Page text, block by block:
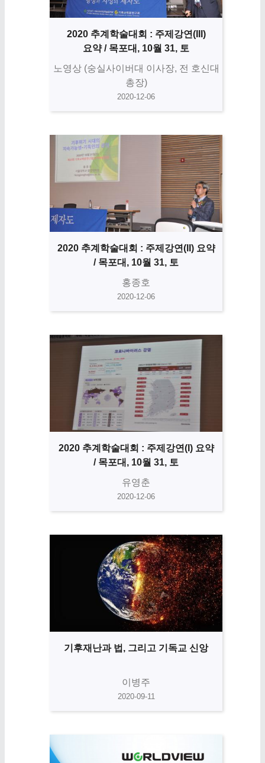
2020 추계학술대회 : 주제강연(III)
요약 / 목포대, 10월 31, 토
노영상 (숭실사이버대 이사장, 전 호신대
총장)
2020-12-06
2020 추계학술대회 : 주제강연(II) 요약
/ 목포대, 10월 31, 토
홍종호
2020-12-06
2020 추계학술대회 : 주제강연(I) 요약
/ 목포대, 10월 31, 토
유영춘
2020-12-06
기후재난과 법, 그리고 기독교 신앙
이병주
2020-09-11